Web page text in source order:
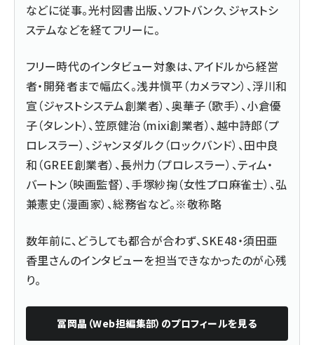
などに従事。光村図書出版、ソフトバンク、ジャストシ
ステムなどを経てフリーに。
フリー時代のインタビュー対象は、アイドルから経営
者・開発者まで幅広く。浅井愼平（カメラマン）、浮川和
宣（ジャストシステム創業者）、奥華子（歌手）、小倉優
子（タレント）、笠原健治（mixi創業者）、越中詩郎（プ
ロレスラー）、ジャンヌダルク（ロックバンド）、田中良
和（GREE創業者）、長州力（プロレスラー）、ティム・
バートン（映画監督）、手塚紗掬（女性プロ麻雀士）、弘
兼憲史（漫画家）、総務省など。※敬称略
数年前に、どうしても都合が合わず、SKE48・須田亜
香里さんのインタビューを担当できなかったのが心残
り。
冨岡晶（Web担編集部） のプロフィールを見る